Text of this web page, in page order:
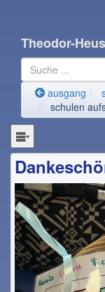
Theodor-
ausgang
schulen